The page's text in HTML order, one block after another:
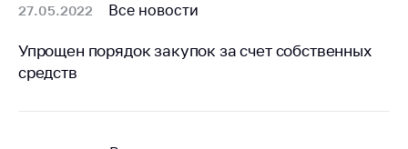
потребителей
Регулирование
рекламной
деятельности
27.05.2022 Все новости
Упрощен порядок закупок за счет собственных
средств